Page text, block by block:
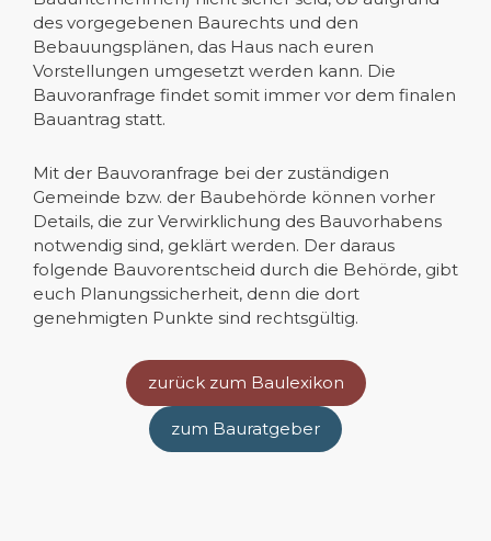
des vorgegebenen Baurechts und den
Bebauungsplänen, das Haus nach euren
Vorstellungen umgesetzt werden kann. Die
Bauvoranfrage findet somit immer vor dem finalen
Bauantrag statt.
Mit der Bauvoranfrage bei der zuständigen
Gemeinde bzw. der Baubehörde können vorher
Details, die zur Verwirklichung des Bauvorhabens
notwendig sind, geklärt werden. Der daraus
folgende Bauvorentscheid durch die Behörde, gibt
euch Planungssicherheit, denn die dort
genehmigten Punkte sind rechtsgültig.
zurück zum Baulexikon
zum Bauratgeber